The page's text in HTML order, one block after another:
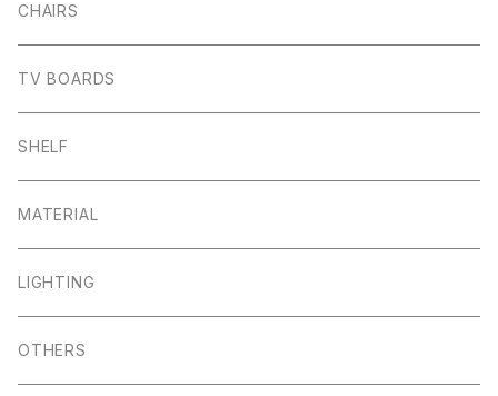
CHAIRS
TV BOARDS
SHELF
MATERIAL
LIGHTING
OTHERS